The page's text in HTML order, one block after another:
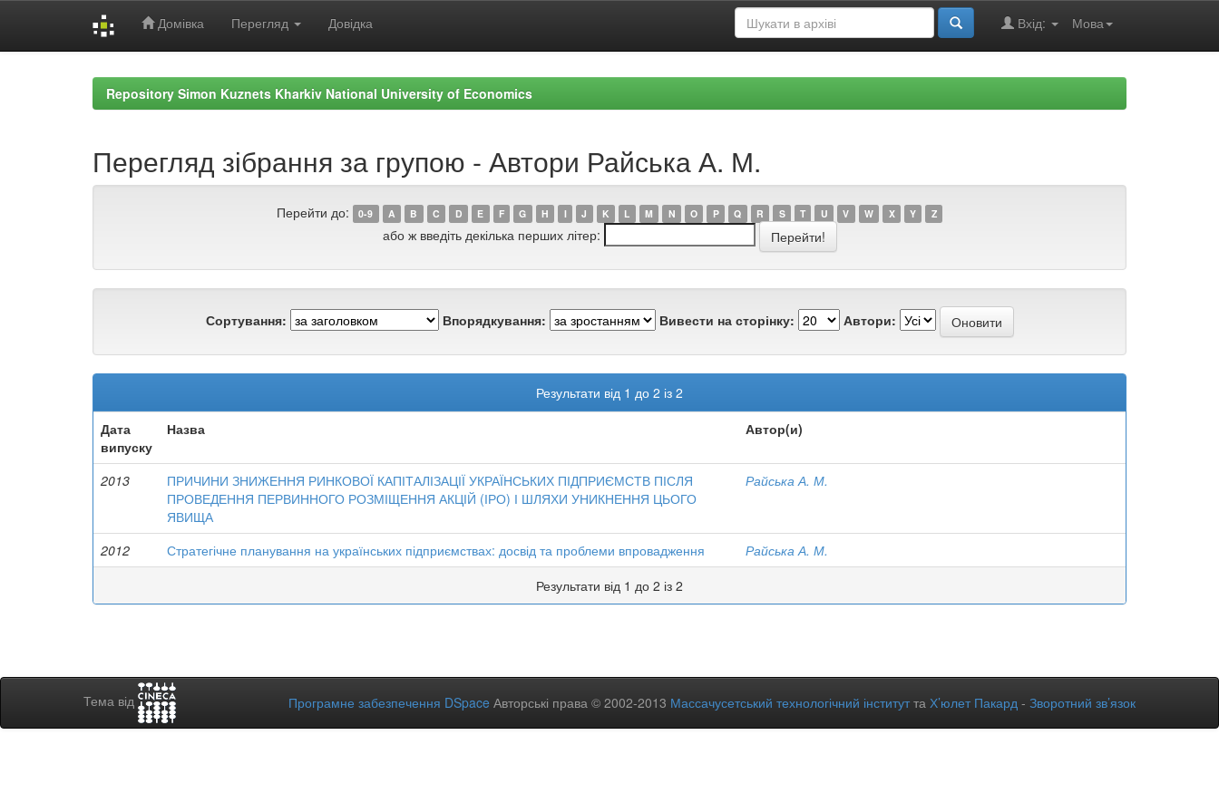
Домівка Перегляд Довідка Мова
Вхід:
Repository Simon Kuznets Kharkiv National University of Economics
Перегляд зібрання за групою - Автори Райська А. М.
Перейти до: 0-9 A B C D E F G H I J K L M N O P Q R S T U V W X Y Z
або ж введіть декілька перших літер:
Сортування: Впорядкування: Вивести на сторінку: Автори:
Результати від 1 до 2 із 2
Дата
випуску
Назва Автор(и)
2013
ПРИЧИНИ ЗНИЖЕННЯ РИНКОВОЇ КАПІТАЛІЗАЦІЇ УКРАЇНСЬКИХ ПІДПРИЄМСТВ ПІСЛЯ
ПРОВЕДЕННЯ ПЕРВИННОГО РОЗМІЩЕННЯ АКЦІЙ (ІРО) І ШЛЯХИ УНИКНЕННЯ ЦЬОГО
ЯВИЩА
Райська А. М.
2012 Стратегічне планування на українських підприємствах: досвід та проблеми впровадження
Райська А. М.
Результати від 1 до 2 із 2
Тема від Програмне забезпечення DSpace Авторські права © 2002-2013 Массачусетський технологічний інститутта Х’юлет Пакард - Зворотний зв’язок